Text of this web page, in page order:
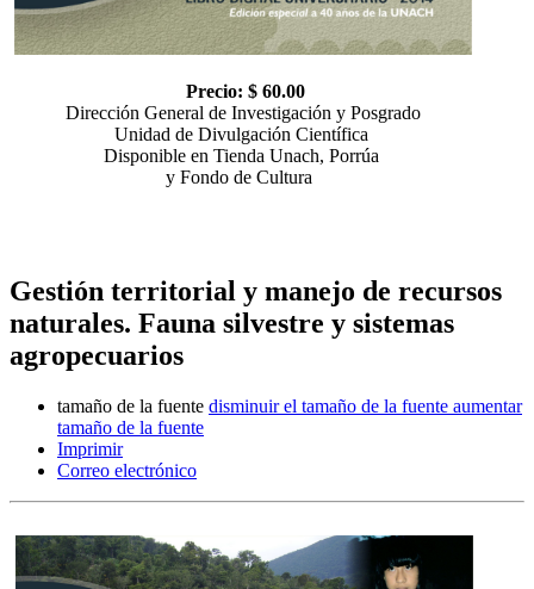
Precio: $ 60.00
Dirección General de Investigación y Posgrado
Unidad de Divulgación Científica
Disponible en Tienda Unach, Porrúa
y Fondo de Cultura
Gestión territorial y manejo de recursos
naturales. Fauna silvestre y sistemas
agropecuarios
tamaño de la fuente disminuir el tamaño de la fuente aumentar
tamaño de la fuente
Imprimir
Correo electrónico